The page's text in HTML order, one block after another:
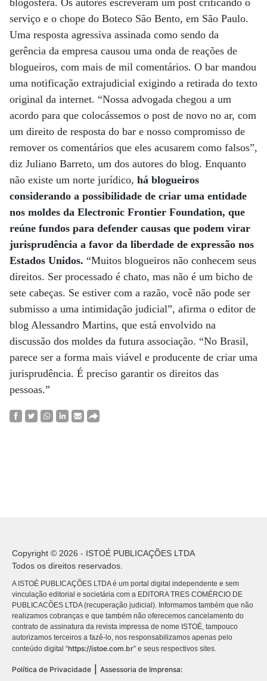
blogosfera. Os autores escreveram um post criticando o
serviço e o chope do Boteco São Bento, em São Paulo.
Uma resposta agressiva assinada como sendo da
gerência da empresa causou uma onda de reações de
blogueiros, com mais de mil comentários. O bar mandou
uma notificação extrajudicial exigindo a retirada do texto
original da internet. “Nossa advogada chegou a um
acordo para que colocássemos o post de novo no ar, com
um direito de resposta do bar e nosso compromisso de
remover os comentários que eles acusarem como falsos”,
diz Juliano Barreto, um dos autores do blog. Enquanto
não existe um norte jurídico, há blogueiros
considerando a possibilidade de criar uma entidade
nos moldes da Electronic Frontier Foundation, que
reúne fundos para defender causas que podem virar
jurisprudência a favor da liberdade de expressão nos
Estados Unidos. “Muitos blogueiros não conhecem seus
direitos. Ser processado é chato, mas não é um bicho de
sete cabeças. Se estiver com a razão, você não pode ser
submisso a uma intimidação judicial”, afirma o editor de
blog Alessandro Martins, que está envolvido na
discussão dos moldes da futura associação. “No Brasil,
parece ser a forma mais viável e producente de criar uma
jurisprudência. É preciso garantir os direitos das
pessoas.”
Copyright © 2026 - ISTOÉ PUBLICAÇÕES LTDA
Todos os direitos reservados.
A ISTOÉ PUBLICAÇÕES LTDA é um portal digital independente e sem
vinculação editorial e societária com a EDITORA TRES COMÉRCIO DE
PUBLICACÕES LTDA (recuperação judicial). Informamos também que não
realizamos cobranças e que também não oferecemos cancelamento do
contrato de assinatura da revista impressa de nome ISTOÉ, tampouco
autorizamos terceiros a fazê-lo, nos responsabilizamos apenas pelo
conteúdo digital “https://istoe.com.br” e seus respectivos sites.
Política de Privacidade Assessoria de Imprensa: